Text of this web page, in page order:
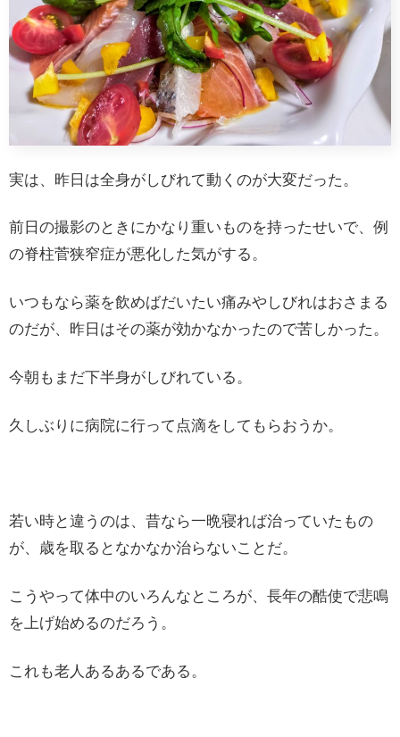
実は、昨日は全身がしびれて動くのが大変だった。
前日の撮影のときにかなり重いものを持ったせいで、例
の脊柱菅狭窄症が悪化した気がする。
いつもなら薬を飲めばだいたい痛みやしびれはおさまる
のだが、昨日はその薬が効かなかったので苦しかった。
今朝もまだ下半身がしびれている。
久しぶりに病院に行って点滴をしてもらおうか。
若い時と違うのは、昔なら一晩寝れば治っていたもの
が、歳を取るとなかなか治らないことだ。
こうやって体中のいろんなところが、長年の酷使で悲鳴
を上げ始めるのだろう。
これも老人あるあるである。